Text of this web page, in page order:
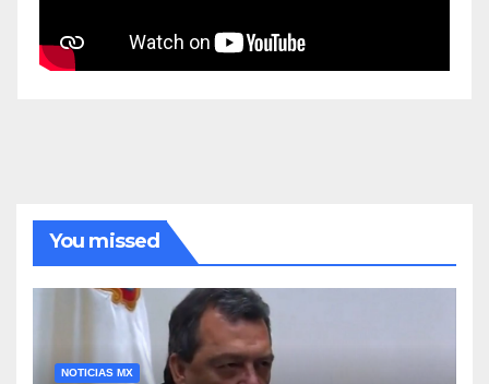
You missed
NOTICIAS MX